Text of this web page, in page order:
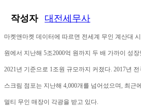
작성자 대전세무사
마켓앤마켓 데이터에 따르면 전세계 무인 계산대
원에서 지난해 5조2000억 원까지 두 배 가까이 성
2021년 기준으로 1조원 규모까지 커졌다. 2017년
스크림 점포는 지난해 4,000개를 넘어섰으며, 최근
멀티 무인 매장이 각광을 받고 있다.